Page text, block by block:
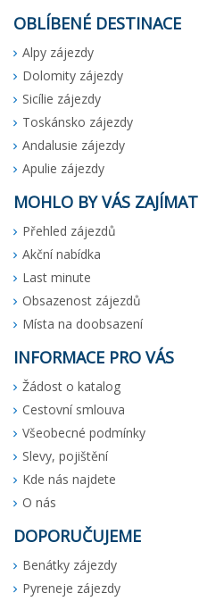
OBLÍBENÉ DESTINACE
Alpy zájezdy
Dolomity zájezdy
Sicílie zájezdy
Toskánsko zájezdy
Andalusie zájezdy
Apulie zájezdy
MOHLO BY VÁS ZAJÍMAT
Přehled zájezdů
Akční nabídka
Last minute
Obsazenost zájezdů
Místa na doobsazení
INFORMACE PRO VÁS
Žádost o katalog
Cestovní smlouva
Všeobecné podmínky
Slevy, pojištění
Kde nás najdete
O nás
DOPORUČUJEME
Benátky zájezdy
Pyreneje zájezdy